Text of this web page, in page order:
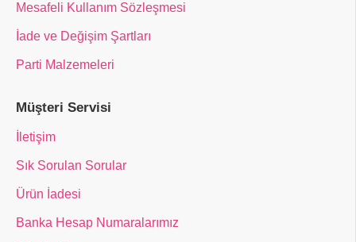
Mesafeli Kullanım Sözleşmesi
İade ve Değişim Şartları
Parti Malzemeleri
Müşteri Servisi
İletişim
Sık Sorulan Sorular
Ürün İadesi
Banka Hesap Numaralarımız